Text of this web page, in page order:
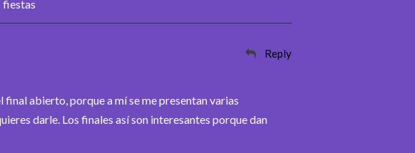
fiestas
Reply
final abierto, porque a mí se me presentan varias
darle. Los finales así son interesantes porque dan